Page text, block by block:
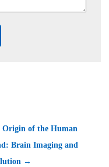
Origin of the Human
Brain Imaging and
→